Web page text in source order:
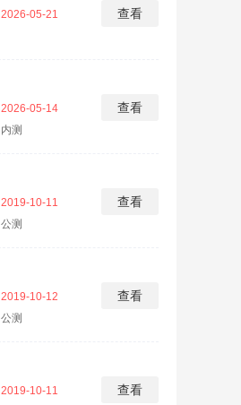
2026-05-21
查看
2026-05-14
内测
查看
2019-10-11
公测
查看
2019-10-12
公测
查看
2019-10-11 查看